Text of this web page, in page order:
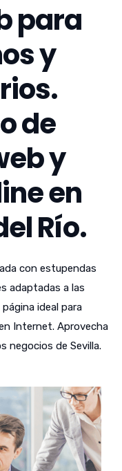
para
y
de
y
en
Río.
con estupendas
adaptadas a las
ideal para
Internet. Aprovecha
negocios de Sevilla.